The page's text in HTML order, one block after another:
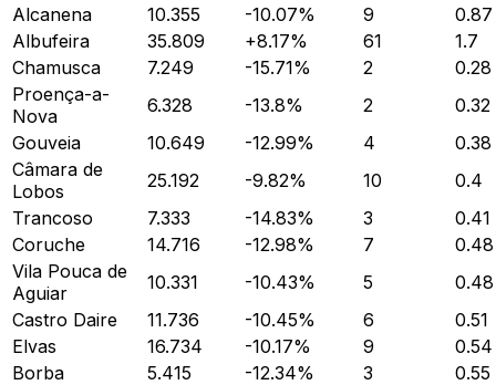
Alcanena
10.355 -10.07% 9
0.87
Albufeira
35.809 +8.17% 61
1.7
Chamusca
7.249 -15.71% 2
0.28
Proença-a-
Nova
6.328 -13.8% 2
0.32
Gouveia
10.649 -12.99% 4
0.38
Câmara de
Lobos
25.192 -9.82% 10
0.4
Trancoso
7.333 -14.83% 3
0.41
Coruche
14.716 -12.98% 7
0.48
Vila Pouca de
Aguiar
10.331 -10.43% 5
0.48
Castro Daire
11.736 -10.45% 6
0.51
Elvas
16.734 -10.17% 9
0.54
Borba
5.415 -12.34% 3
0.55